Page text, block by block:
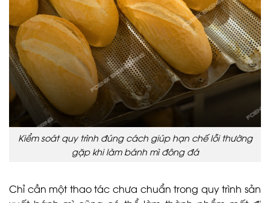
Kiểm soát quy trình đúng cách giúp hạn chế lỗi thường
gặp khi làm bánh mì đông đá
Chỉ cần một thao tác chưa chuẩn trong quy trình sản